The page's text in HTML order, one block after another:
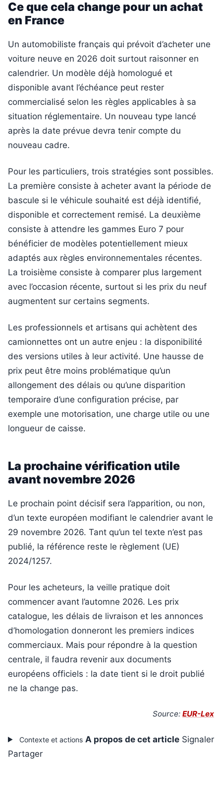
Ce que cela change pour un achat
en France
Un automobiliste français qui prévoit d’acheter une
voiture neuve en 2026 doit surtout raisonner en
calendrier. Un modèle déjà homologué et
disponible avant l’échéance peut rester
commercialisé selon les règles applicables à sa
situation réglementaire. Un nouveau type lancé
après la date prévue devra tenir compte du
nouveau cadre.
Pour les particuliers, trois stratégies sont possibles.
La première consiste à acheter avant la période de
bascule si le véhicule souhaité est déjà identifié,
disponible et correctement remisé. La deuxième
consiste à attendre les gammes Euro 7 pour
bénéficier de modèles potentiellement mieux
adaptés aux règles environnementales récentes.
La troisième consiste à comparer plus largement
avec l’occasion récente, surtout si les prix du neuf
augmentent sur certains segments.
Les professionnels et artisans qui achètent des
camionnettes ont un autre enjeu : la disponibilité
des versions utiles à leur activité. Une hausse de
prix peut être moins problématique qu’un
allongement des délais ou qu’une disparition
temporaire d’une configuration précise, par
exemple une motorisation, une charge utile ou une
longueur de caisse.
La prochaine vérification utile
avant novembre 2026
Le prochain point décisif sera l’apparition, ou non,
d’un texte européen modifiant le calendrier avant le
29 novembre 2026. Tant qu’un tel texte n’est pas
publié, la référence reste le règlement (UE)
2024/1257.
Pour les acheteurs, la veille pratique doit
commencer avant l’automne 2026. Les prix
catalogue, les délais de livraison et les annonces
d’homologation donneront les premiers indices
commerciaux. Mais pour répondre à la question
centrale, il faudra revenir aux documents
européens officiels : la date tient si le droit publié
ne la change pas.
Source: EUR-Lex
Contexte et actions A propos de cet article Signaler
Partager